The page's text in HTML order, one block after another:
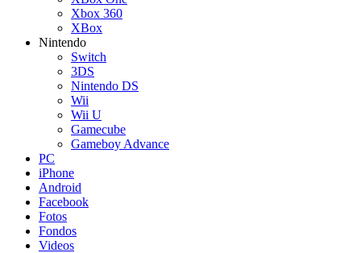
Xbox 360
XBox
Nintendo
Switch
3DS
Nintendo DS
Wii
Wii U
Gamecube
Gameboy Advance
PC
iPhone
Android
Facebook
Fotos
Fondos
Videos